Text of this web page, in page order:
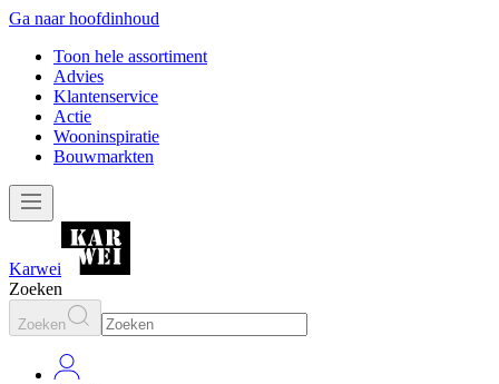
Ga naar hoofdinhoud
Toon hele assortiment
Advies
Klantenservice
Actie
Wooninspiratie
Bouwmarkten
Karwei
Zoeken
Zoeken